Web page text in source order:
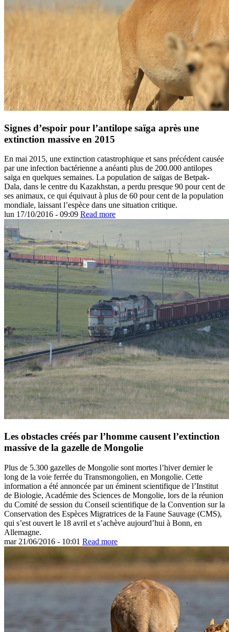
Signes d’espoir pour l’antilope saïga après une
extinction massive en 2015
En mai 2015, une extinction catastrophique et sans précédent causée
par une infection bactérienne a anéanti plus de 200.000 antilopes
saïga en quelques semaines. La population de saïgas de Betpak-
Dala, dans le centre du Kazakhstan, a perdu presque 90 pour cent de
ses animaux, ce qui équivaut à plus de 60 pour cent de la population
mondiale, laissant l’espèce dans une situation critique.
lun 17/10/2016 - 09:09 Read more
Les obstacles créés par l’homme causent l’extinction
massive de la gazelle de Mongolie
Plus de 5.300 gazelles de Mongolie sont mortes l’hiver dernier le
long de la voie ferrée du Transmongolien, en Mongolie. Cette
information a été annoncée par un éminent scientifique de l’Institut
de Biologie, Académie des Sciences de Mongolie, lors de la réunion
du Comité de session du Conseil scientifique de la Convention sur la
Conservation des Espèces Migratrices de la Faune Sauvage (CMS),
qui s’est ouvert le 18 avril et s’achève aujourd’hui à Bonn, en
Allemagne.
mar 21/06/2016 - 10:01 Read more